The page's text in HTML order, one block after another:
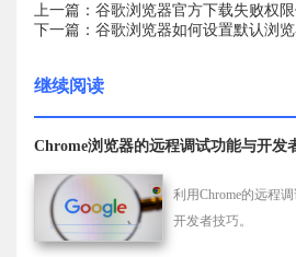
上一篇：谷歌浏览器官方下载失败权
下一篇：谷歌浏览器如何设置默认浏
继续阅读
Chrome浏览器的远程调试功能与开发
利用Chrome的远程
开发者技巧。